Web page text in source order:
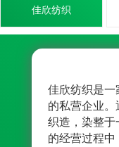
佳欣纺织
佳欣纺织是一
的私营企业。
织造，染整于
的经营过程中